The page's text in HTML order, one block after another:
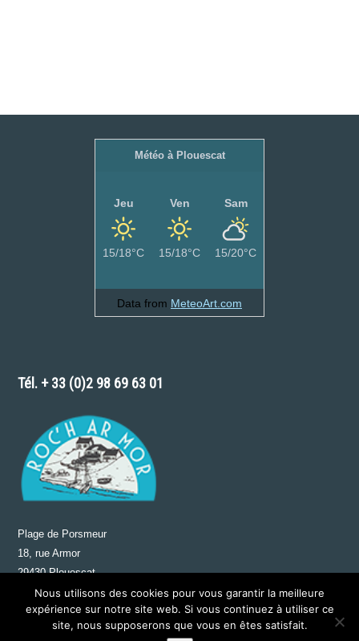
Météo à Plouescat
Jeu
15/18°C
Ven
15/18°C
Sam
15/20°C
Data from MeteoArt.com
Tél. + 33 (0)2 98 69 63 01
Plage de Porsmeur
18, rue Armor
29430 Plouescat
FRANCE
Nous utilisons des cookies pour vous garantir la meilleure
expérience sur notre site web. Si vous continuez à utiliser ce
site, nous supposerons que vous en êtes satisfait.